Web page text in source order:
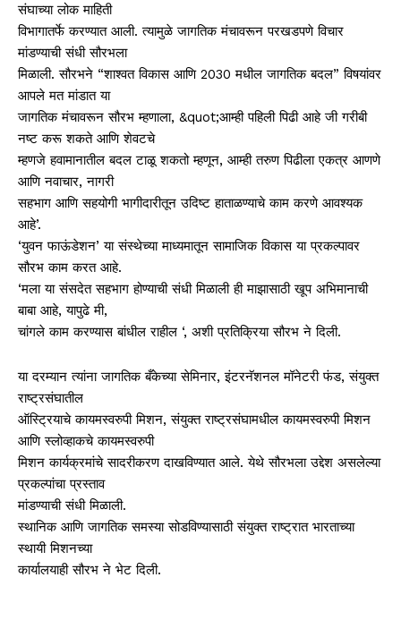
संघाच्या लोक माहिती
विभागातर्फे करण्यात आली. त्यामुळे जागतिक मंचावरून परखडपणे विचार
मांडण्याची संधी सौरभला
मिळाली. सौरभने “शाश्वत विकास आणि 2030 मधील जागतिक बदल” विषयांवर
आपले मत मांडात या
जागतिक मंचावरून सौरभ म्हणाला, &quot;आम्ही पहिली पिढी आहे जी गरीबी
नष्ट करू शकते आणि शेवटचे
म्हणजे हवामानातील बदल टाळू शकतो म्हणून, आम्ही तरुण पिढीला एकत्र आणणे
आणि नवाचार, नागरी
सहभाग आणि सहयोगी भागीदारीतून उदिष्ट हाताळण्याचे काम करणे आवश्यक
आहे’.
‘युवन फाऊंडेशन’ या संस्थेच्या माध्यमातून सामाजिक विकास या प्रकल्पावर
सौरभ काम करत आहे.
‘मला या संसदेत सहभाग होण्याची संधी मिळाली ही माझासाठी खूप अभिमानाची
बाबा आहे, यापुढे मी,
चांगले काम करण्यास बांधील राहील ‘, अशी प्रतिक्रिया सौरभ ने दिली.
या दरम्यान त्यांना जागतिक बँकेच्या सेमिनार, इंटरनॅशनल मॉनेटरी फंड, संयुक्त
राष्ट्रसंघातील
ऑस्ट्रियाचे कायमस्वरुपी मिशन, संयुक्त राष्ट्रसंघामधील कायमस्वरुपी मिशन
आणि स्लोव्हाकचे कायमस्वरुपी
मिशन कार्यक्रमांचे सादरीकरण दाखविण्यात आले. येथे सौरभला उद्देश असलेल्या
प्रकल्पांचा प्रस्ताव
मांडण्याची संधी मिळाली.
स्थानिक आणि जागतिक समस्या सोडविण्यासाठी संयुक्त राष्ट्रात भारताच्या
स्थायी मिशनच्या
कार्यालयाही सौरभ ने भेट दिली.